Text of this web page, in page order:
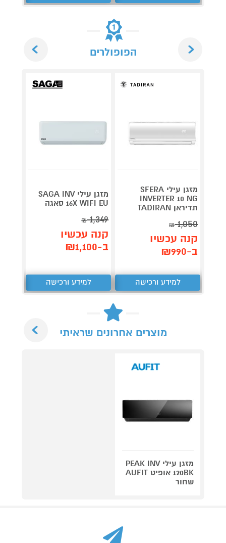
הפופולרים
מזגן עילי SFERA
INVERTER 10 NG
תדיראן TADIRAN
1,050
₪
קנה עכשיו
ב-₪990
למידע ורכישה
מזגן עילי SAGA INV
16X WIFI EU סאגה
1,349
₪
קנה עכשיו
ב-₪1,100
למידע ורכישה
מוצרים אחרונים שראיתי
מזגן עילי PEAK INV
120BK אופיט AUFIT
שחור